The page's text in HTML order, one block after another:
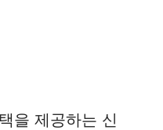
을 제공하는 신